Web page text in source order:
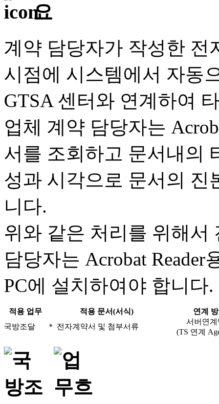
계약 담당자가 작성한 전
시점에 시스템에서 자동
GTSA 센터와 연계하여
업체 계약 담당자는
서를 조회하고 문서내의
성과 시각으로 문서의 진
니다.
위와 같은 처리를 위해서
담당자는 Acrobat
PC에 설치하여야 합니다.
적용 업무 적용 문서(서식)
연계
국방조달
＊ 전자계약서 및 첨부서류
서버연계
(TS 연계